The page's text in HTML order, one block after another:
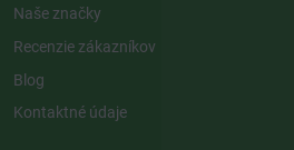
Naše značky
Recenzie zákazníkov
Blog
Kontaktné údaje